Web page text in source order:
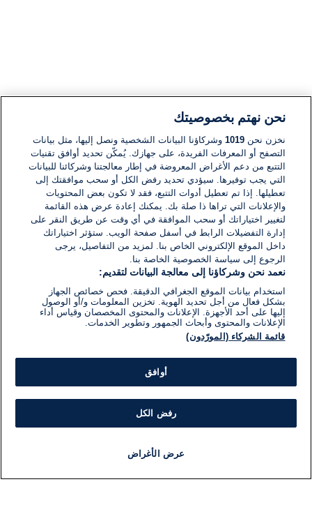
نحن نهتم بخصوصيتك
نخزن نحن1019 وشركاؤنا البيانات الشخصية ونصل إليها، مثل بيانات
التصفح أو المعرفات الفريدة، على جهازك. يُمكّن تحديد أوافق تقنيات
التتبع من دعم الأغراض المعروضة في إطار معالجتنا وشركائنا للبيانات
التي يجب توفيرها. سيؤدي تحديد رفض الكل أو سحب موافقتك إلى
تعطيلها. إذا تم تعطيل أدوات التتبع، فقد لا تكون بعض المحتويات
والإعلانات التي تراها ذا صلة بك. يمكنك إعادة عرض هذه القائمة
لتغيير اختياراتك أو سحب الموافقة في أي وقت عن طريق النقر على
إدارة التفضيلات الرابط في أسفل صفحة الويب. ستؤثر اختياراتك
داخل الموقع الإلكتروني الخاص بنا. لمزيد من التفاصيل، يرجى
الرجوع إلى سياسة الخصوصية الخاصة بنا.
نعمد نحن وشركاؤنا إلى معالجة البيانات لتقديم:
استخدام بيانات الموقع الجغرافي الدقيقة. فحص خصائص الجهاز
بشكل فعال من أجل تحديد الهوية. تخزين المعلومات و/أو الوصول
إليها على أحد الأجهزة. الإعلانات والمحتوى المخصصان وقياس أداء
الإعلانات والمحتوى وأبحاث الجمهور وتطوير الخدمات.
قائمة الشركاء (المورّدون)
أوافق
رفض الكل
عرض الأغراض